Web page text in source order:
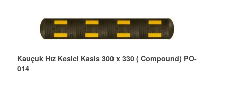
Kauçuk Hız Kesici Kasis 300 x 330 ( Compound) PO-
014